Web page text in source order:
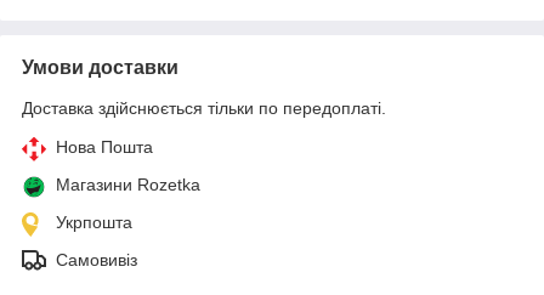
Умови доставки
Доставка здійснюється тільки по передоплаті.
Нова Пошта
Магазини Rozetka
Укрпошта
Самовивіз